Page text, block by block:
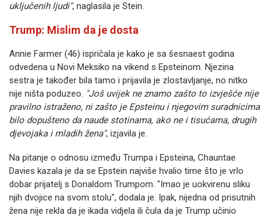
uključenih ljudi", naglasila je Stein.
Trump: Mislim da je dosta
Annie Farmer (46) ispričala je kako je sa šesnaest godina
odvedena u Novi Meksiko na vikend s Epsteinom. Njezina
sestra je također bila tamo i prijavila je zlostavljanje, no nitko
nije ništa poduzeo. "Još uvijek ne znamo zašto to izvješće nije
pravilno istraženo, ni zašto je Epsteinu i njegovim suradnicima
bilo dopušteno da naude stotinama, ako ne i tisućama, drugih
djevojaka i mladih žena", izjavila je.
Na pitanje o odnosu između Trumpa i Epsteina, Chauntae
Davies kazala je da se Epstein najviše hvalio time što je vrlo
dobar prijatelj s Donaldom Trumpom. "Imao je uokvirenu sliku
njih dvojice na svom stolu", dodala je. Ipak, nijedna od prisutnih
žena nije rekla da je ikada vidjela ili čula da je Trump učinio